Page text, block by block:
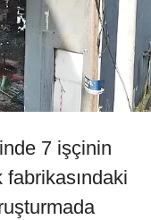
7 işçinin
fabrikasındaki